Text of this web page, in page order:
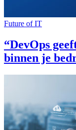
Future of IT
“DevOps
binnen je